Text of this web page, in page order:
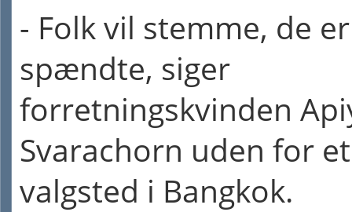
- Folk vil stemme, de er
spændte, siger
forretningskvinden
Svarachorn uden for et
valgsted i Bangkok.